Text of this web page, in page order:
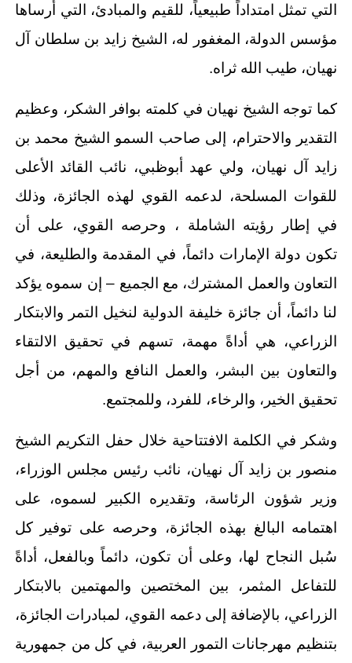
التي تمثل امتداداً طبيعياً، للقيم والمبادئ، التي أرساها
مؤسس الدولة، المغفور له، الشيخ زايد بن سلطان آل
نهيان، طيب الله ثراه.
كما توجه الشيخ نهيان في كلمته بوافر الشكر، وعظيم
التقدير والاحترام، إلى صاحب السمو الشيخ محمد بن
زايد آل نهيان، ولي عهد أبوظبي، نائب القائد الأعلى
للقوات المسلحة، لدعمه القوي لهذه الجائزة، وذلك
في إطار رؤيته الشاملة ، وحرصه القوي، على أن
تكون دولة الإمارات دائماً، في المقدمة والطليعة، في
التعاون والعمل المشترك، مع الجميع – إن سموه يؤكد
لنا دائماً، أن جائزة خليفة الدولية لنخيل التمر والابتكار
الزراعي، هي أداةً مهمة، تسهم في تحقيق الالتقاء
والتعاون بين البشر، والعمل النافع والمهم، من أجل
تحقيق الخير، والرخاء، للفرد، وللمجتمع.
وشكر في الكلمة الافتتاحية خلال حفل التكريم الشيخ
منصور بن زايد آل نهيان، نائب رئيس مجلس الوزراء،
وزير شؤون الرئاسة، وتقديره الكبير لسموه، على
اهتمامه البالغ بهذه الجائزة، وحرصه على توفير كل
سُبل النجاح لها، وعلى أن تكون، دائماً وبالفعل، أداةً
للتفاعل المثمر، بين المختصين والمهتمين بالابتكار
الزراعي، بالإضافة إلى دعمه القوي، لمبادرات الجائزة،
بتنظيم مهرجانات التمور العربية، في كل من جمهورية